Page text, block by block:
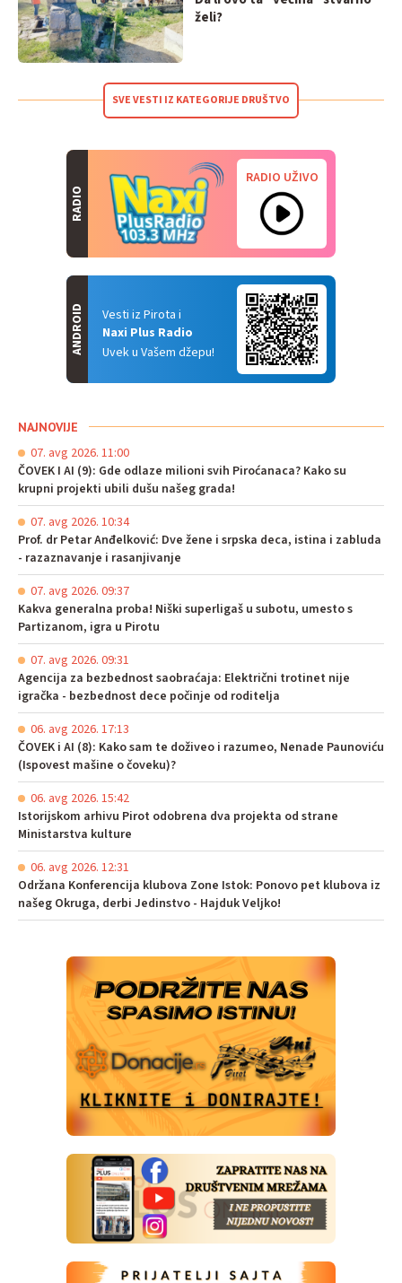
želi?
SVE VESTI IZ KATEGORIJE DRUŠTVO
RADIO
RADIO UŽIVO
Vesti iz Pirota i
Naxi Plus Radio
Uvek u Vašem džepu!
ANDROID
NAJNOVIJE
07. avg 2026. 11:00
ČOVEK I AI (9): Gde odlaze milioni svih Piroćanaca? Kako su
krupni projekti ubili dušu našeg grada!
07. avg 2026. 10:34
Prof. dr Petar Anđelković: Dve žene i srpska deca, istina i zabluda
- razaznavanje i rasanjivanje
07. avg 2026. 09:37
Kakva generalna proba! Niški superligaš u subotu, umesto s
Partizanom, igra u Pirotu
07. avg 2026. 09:31
Agencija za bezbednost saobraćaja: Električni trotinet nije
igračka - bezbednost dece počinje od roditelja
06. avg 2026. 17:13
ČOVEK i AI (8): Kako sam te doživeo i razumeo, Nenade Paunoviću
(Ispovest mašine o čoveku)?
06. avg 2026. 15:42
Istorijskom arhivu Pirot odobrena dva projekta od strane
Ministarstva kulture
06. avg 2026. 12:31
Održana Konferencija klubova Zone Istok: Ponovo pet klubova iz
našeg Okruga, derbi Jedinstvo - Hajduk Veljko!